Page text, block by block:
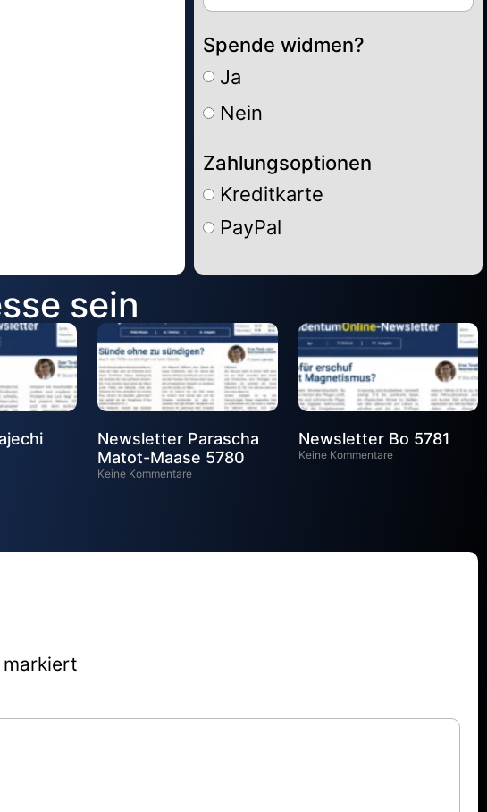
Spende widmen?
Ja
Nein
Zahlungsoptionen
Kreditkarte
PayPal
Alternative:
sein
Newsletter Parascha
Matot-Maase 5780
Keine Kommentare
Newsletter Bo 5781
Keine Kommentare
markiert